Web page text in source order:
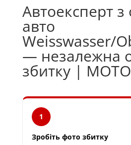
Автоексперт з
авто
Weisswasser/
— незалежна
збитку |
1
Зробіть фото збитку